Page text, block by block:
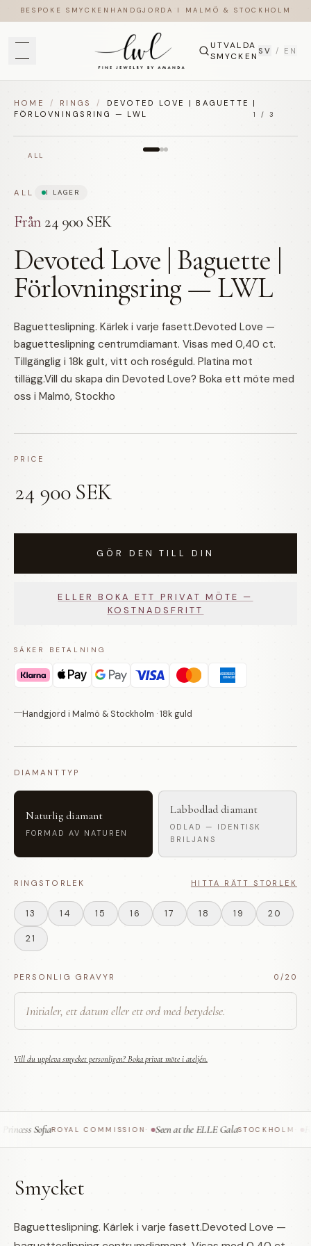
BESPOKE SMYCKEN HANDGJORDA I MALMÖ & STOCKHOLM
UTVALDA
SMYCKEN SV / EN
HOME / RINGS /
DEVOTED LOVE | BAGUETTE |
FÖRLOVNINGSRING — LWL
ALL
1 / 3
ALL I LAGER
Från 24 900 SEK
Devoted Love | Baguette |
Förlovningsring — LWL
Baguetteslipning. Kärlek i varje fasett.Devoted Love —
baguetteslipning centrumdiamant. Visas med 0,40 ct.
Tillgänglig i 18k gult, vitt och roséguld. Platina mot
tillägg.Vill du skapa din Devoted Love? Boka ett möte med
oss i Malmö, Stockho
PRICE
24 900 SEK
GÖR DEN TILL DIN
ELLER BOKA ETT PRIVAT MÖTE —
KOSTNADSFRITT
SÄKER BETALNING
Handgjord i Malmö & Stockholm · 18k guld
DIAMANTTYP
Naturlig diamant
FORMAD AV NATUREN
Labbodlad diamant
ODLAD — IDENTISK
BRILJANS
RINGSTORLEK HITTA RÄTT STORLEK
13 14 15 16 17 18 19 20
21
PERSONLIG GRAVYR 0 /20
Vill du uppleva smycket personligen? Boka privat möte i ateljén.
SofiaROYAL COMMISSION· Seen at the ELLE GalaSTOCKHOLM ·
Smycket
Baguetteslipning. Kärlek i varje fasett.Devoted Love —